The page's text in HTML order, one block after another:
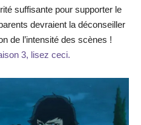
suffisante pour supporter le
devraient la déconseiller
de l’intensité des scènes !
3, lisez ceci.